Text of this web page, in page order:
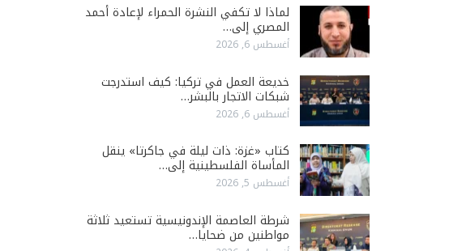
لماذا لا تكفي النشرة الحمراء لإعادة أحمد
المصري إلى…
أغسطس 6, 2026
خديعة العمل في تركيا: كيف استدرجت
شبكات الاتجار بالبشر…
أغسطس 6, 2026
كتاب «غزة: ذات ليلة في جاكرتا» ينقل
المأساة الفلسطينية إلى…
أغسطس 5, 2026
شرطة العاصمة الإندونيسية تستعيد ثلاثة
مواطنين من ضحايا…